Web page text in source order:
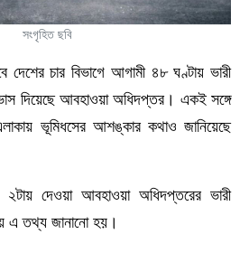
সংগৃহিত ছবি
দেশের চার বিভাগে আগামী ৪৮ ঘণ্টায় ভারী
দিয়েছে আবহাওয়া অধিদপ্তর। একই সঙ্গে
এলাকায় ভূমিধসের আশঙ্কার কথাও জানিয়েছে
দেওয়া আবহাওয়া অধিদপ্তরের ভারী
এ তথ্য জানানো হয়।